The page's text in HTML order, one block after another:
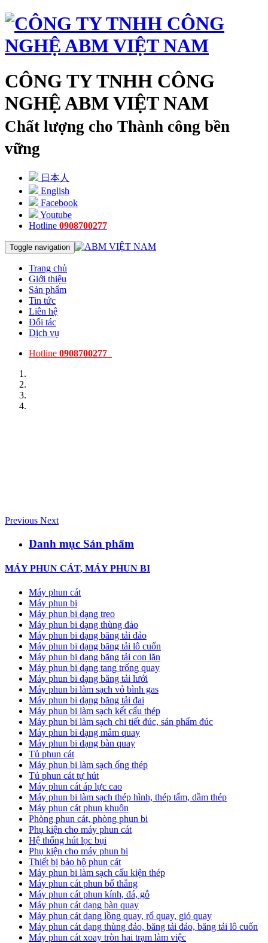
CÔNG TY TNHH CÔNG
NGHỆ ABM VIỆT NAM
Chất lượng cho Thành công bền
vững
日本人
English
Facebook
Youtube
Hotline 0908700277
Toggle navigation
Trang chủ
Giới thiệu
Sản phẩm
Tin tức
Liên hệ
Đối tác
Dịch vụ
Hotline 0908700277
Previous Next
Danh mục Sản phẩm
MÁY PHUN CÁT, MÁY PHUN BI
Máy phun cát
Máy phun bi
Máy phun bi dạng treo
Máy phun bi dạng thùng đảo
Máy phun bi dạng băng tải đảo
Máy phun bi dạng băng tải lô cuốn
Máy phun bi dạng băng tải con lăn
Máy phun bi dạng tang trống quay
Máy phun bi dạng băng tải lưới
Máy phun bi làm sạch vỏ bình gas
Máy phun bi dạng băng tải đai
Máy phun bi làm sạch kết cấu thép
Máy phun bi làm sạch chi tiết đúc, sản phẩm đúc
Máy phun bi dạng mâm quay
Máy phun bi dạng bàn quay
Tủ phun cát
Máy phun bi làm sạch ống thép
Tủ phun cát tự hút
Máy phun cát áp lực cao
Máy phun bi làm sạch thép hình, thép tấm, dầm thép
Máy phun cát phun khuôn
Phòng phun cát, phòng phun bi
Phụ kiện cho máy phun cát
Hệ thống hút lọc bụi
Phụ kiện cho máy phun bi
Thiết bị bảo hộ phun cát
Máy phun bi làm sạch cấu kiện thép
Máy phun cát phun bố thắng
Máy phun cát phun kính, đá, gỗ
Máy phun cát dạng bàn quay
Máy phun cát dạng lồng quay, rổ quay, giỏ quay
Máy phun cát dạng thùng đảo, băng tải đảo, băng tải lô cuốn
Máy phun cát xoay tròn hai trạm làm việc